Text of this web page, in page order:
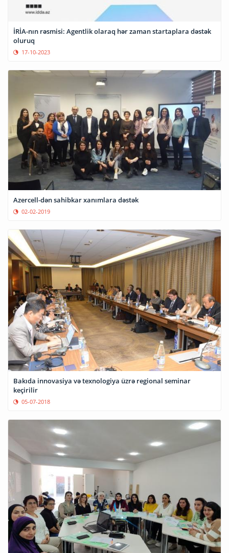
İRİA-nın rəsmisi: Agentlik olaraq hər zaman startaplara dəstək
oluruq
17-10-2023
Azercell-dən sahibkar xanımlara dəstək
02-02-2019
Bakıda innovasiya və texnologiya üzrə regional seminar
keçirilir
05-07-2018